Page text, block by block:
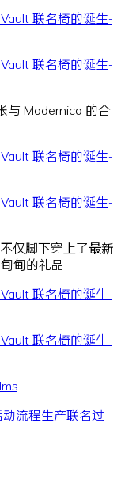
与 Modernica 的合
仅脚下穿上了最新
甸的礼品
流程生产联名过